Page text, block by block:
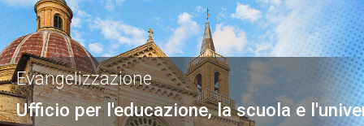
Ufficio per l'educazione, la scuola e
Evangelizzazione